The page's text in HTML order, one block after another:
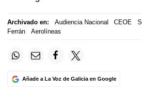
Archivado en: Audiencia Nacional CEOE
Ferrán
Aerolíneas
Añade a La Voz de Galicia en Google